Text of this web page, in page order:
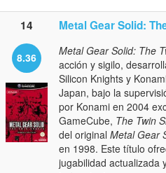
14 Metal Gear Solid:
8.36 Metal Gear Solid: The
acción y sigilo,
Silicon Knights y
Japan, bajo la
por Konami en 2004
GameCube, The Twin
del original Metal Gear
en 1998. Este título
jugabilidad actualizada